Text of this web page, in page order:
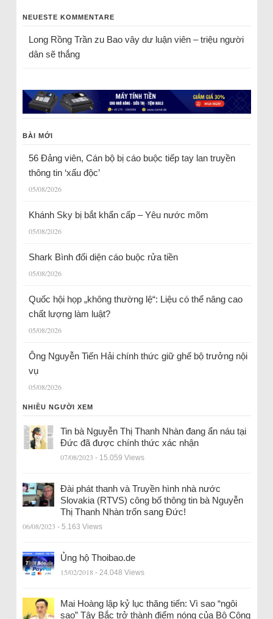
NEUESTE KOMMENTARE
Long Rồng Trầnzu Bao vây dư luận viên – triệu người
dân sẽ thắng
BÀI MỚI
56 Đảng viên, Cán bộ bị cáo buộc tiếp tay lan truyền
thông tin ‘xấu độc’
05/08/2026
Khánh Sky bị bắt khẩn cấp – Yêu nước mõm
05/08/2026
Shark Bình đối diện cáo buộc rửa tiền
05/08/2026
Quốc hội họp „không thường lệ“: Liệu có thể nâng cao
chất lượng làm luật?
05/08/2026
Ông Nguyễn Tiến Hải chính thức giữ ghế bộ trưởng nội
vụ
05/08/2026
NHIỀU NGƯỜI XEM
Tin bà Nguyễn Thị Thanh Nhàn đang ẩn náu tại
Đức đã được chính thức xác nhận
07/08/2023 - 15.059 Views
Đài phát thanh và Truyền hình nhà nước
Slovakia (RTVS) công bố thông tin bà Nguyễn
Thị Thanh Nhàn trốn sang Đức!
06/08/2023 - 5.163 Views
Ủng hộ Thoibao.de
15/02/2018 - 24.048 Views
Mai Hoàng lập kỷ lục thăng tiến: Vì sao “ngôi
sao” Tây Bắc trở thành điểm nóng của Bộ Công